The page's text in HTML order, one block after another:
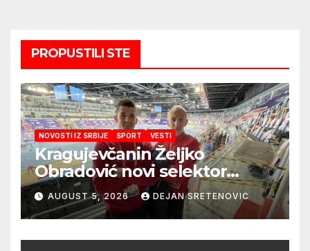
PROPUSTILI STE
NOVOSTI IZ SRBIJE SPORT VESTI
Kragujevčanin Željko
Obradović novi selektor
Atletske reprezentacije Srbije
AUGUST 5, 2026 DEJAN SRETENOVIC